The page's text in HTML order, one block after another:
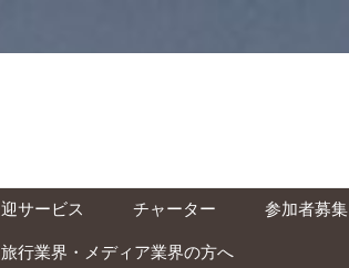
サービス
空港送迎
チャーター
車チャーター ( ドライバー付
参加者募集
旅行業界・メディア業界の方へ